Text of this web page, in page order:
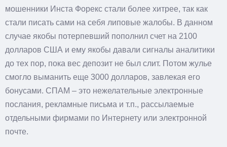
мошенники Инста Форекс стали более хитрее, так как
стали писать сами на себя липовые жалобы. В данном
случае якобы потерпевший пополнил счет на 2100
долларов США и ему якобы давали сигналы аналитики
до тех пор, пока вес депозит не был слит. Потом жулье
смогло выманить еще 3000 долларов, завлекая его
бонусами. СПАМ – это нежелательные электронные
послания, рекламные письма и т.п., рассылаемые
отдельными фирмами по Интернету или электронной
почте.